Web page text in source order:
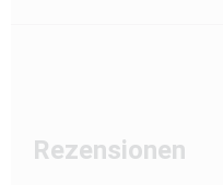
Rezensionen